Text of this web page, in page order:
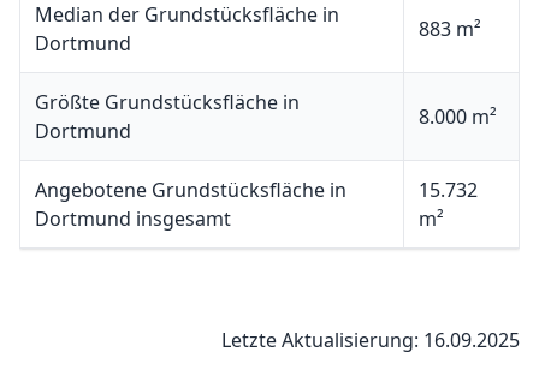
Median der Grundstücksfläche in
Dortmund
883 m²
Größte Grundstücksfläche in
Dortmund
8.000 m²
Angebotene Grundstücksfläche in
Dortmund insgesamt
15.732
m²
Letzte Aktualisierung: 16.09.2025